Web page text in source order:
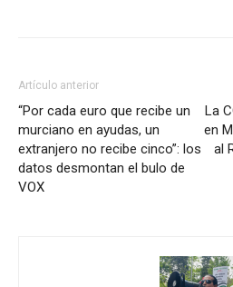
Artículo anterior
“Por cada euro que recibe un
murciano en ayudas, un
extranjero no recibe cinco”: los
datos desmontan el bulo de
VOX
La
en
al